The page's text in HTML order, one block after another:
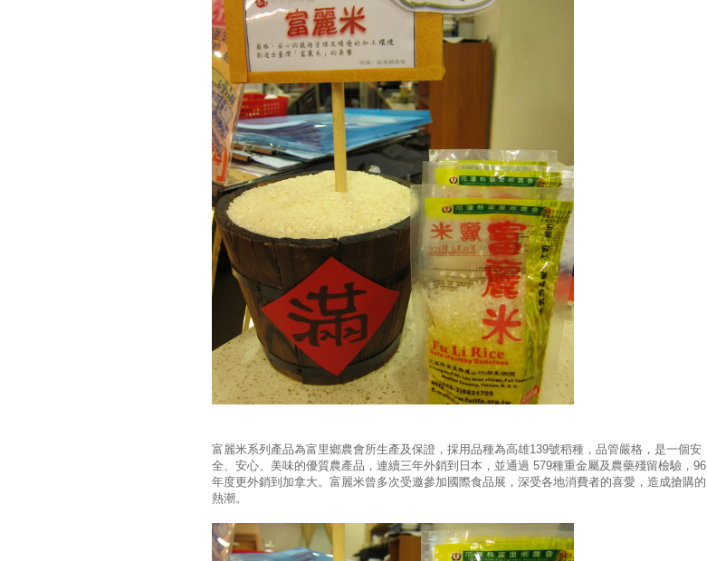
富麗米系列產品為富里鄉農會所生產及保證，採用品種為高雄139號稻種，品管嚴格，是一個安
全、安心、美味的優質農產品，連續三年外銷到日本，並通過 579種重金屬及農藥殘留檢驗，96
年度更外銷到加拿大。富麗米曾多次受邀參加國際食品展，深受各地消費者的喜愛，造成搶購的
熱潮。